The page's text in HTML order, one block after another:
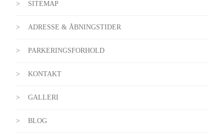
SITEMAP
ADRESSE & ÅBNINGSTIDER
PARKERINGSFORHOLD
KONTAKT
GALLERI
BLOG